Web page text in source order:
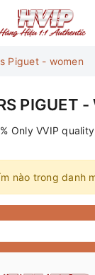
Piguet - women
PIGUET -
Only VVIP
nào trong danh